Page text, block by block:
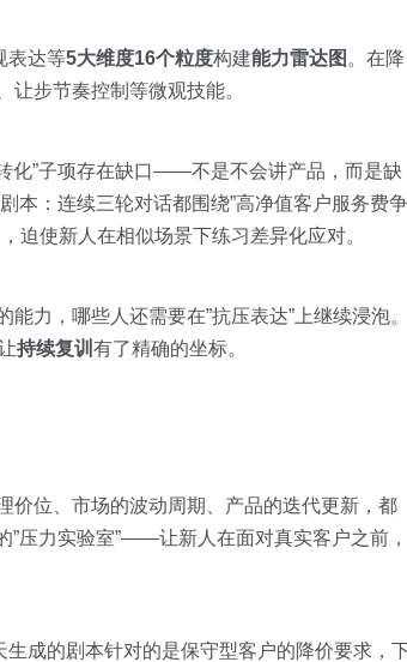
表达等5大维度16个粒度构建能力雷达图 。在降
步节奏控制等微观技能。
化”子项存在缺口——不是不会讲产品，而是缺
本：连续三轮对话都围绕”高净值客户服务费争
迫使新人在相似场景下练习差异化应对。
力，哪些人还需要在”抗压表达”上继续浸泡。
持续复训 有了精确的坐标。
价位、市场的波动周期、产品的迭代更新，都
”压力实验室”——让新人在面对真实客户之前，
成的剧本针对的是保守型客户的降价要求，